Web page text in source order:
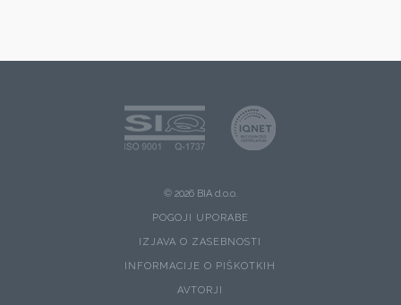
© 2026 BIA d.o.o.
POGOJI UPORABE
IZJAVA O ZASEBNOSTI
INFORMACIJE O PIŠKOTKIH
AVTORJI